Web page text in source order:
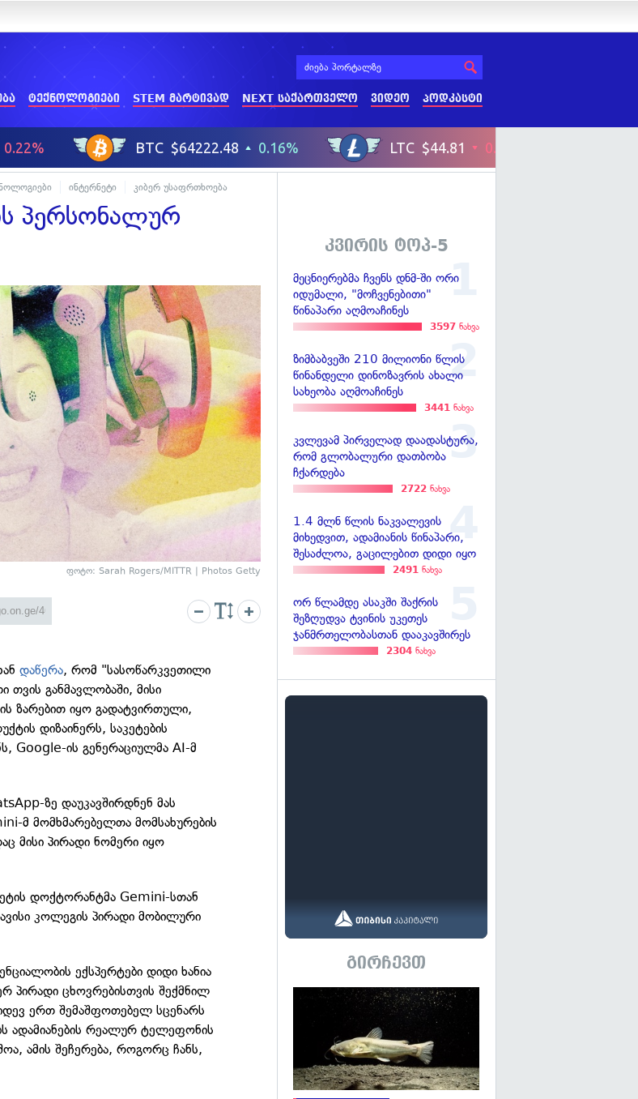
ტექნოლოგიები STEM მარტივად NEXT საქართველო ვიდეო პოდკასტი
ინტერნეტი კიბერ უსაფრთხოება
პერსონალურ
ფოტო: Sarah Rogers/MITTR | Photos Getty
დაწერა, რომ "სასოწარკვეთილი
თვის განმავლობაში, მისი
ზარებით იყო გადატვირთული,
დიზაინერს, საკეტების
Google-ის გენერაციულმა AI-მ
ზე დაუკავშირდნენ მას
მ მომხმარებელთა მომსახურების
მისი პირადი ნომერი იყო
დოქტორანტმა Gemini-სთან
კოლეგის პირადი მობილური
ექსპერტები დიდი ხანია
პირადი ცხოვრებისთვის შექმნილ
ერთ შემაშფოთებელ სცენარს
ადამიანების რეალურ ტელეფონის
ამის შეჩერება, როგორც ჩანს,
კვირის ტოპ-5
მეცნიერებმა ჩვენს დნმ-ში ორი
იდუმალი, "მოჩვენებითი"
წინაპარი აღმოაჩინეს
3597 ნახვა
ზიმბაბვეში 210 მილიონი წლის
წინანდელი დინოზავრის ახალი
სახეობა აღმოაჩინეს
3441 ნახვა
კვლევამ პირველად დაადასტურა,
რომ გლობალური დათბობა
ჩქარდება
2722 ნახვა
1.4 მლნ წლის ნაკვალევის
მიხედვით, ადამიანის წინაპარი,
შესაძლოა, გაცილებით დიდი იყო
2491 ნახვა
ორ წლამდე ასაკში შაქრის
შეზღუდვა ტვინის უკეთეს
ჯანმრთელობასთან დააკავშირეს
2304 ნახვა
გირჩევთ